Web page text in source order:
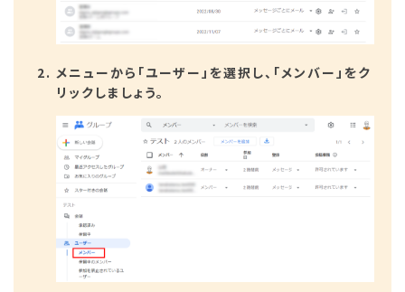
メニューから「ユーザー」を選択し、「メンバー」をク
リックしましょう。